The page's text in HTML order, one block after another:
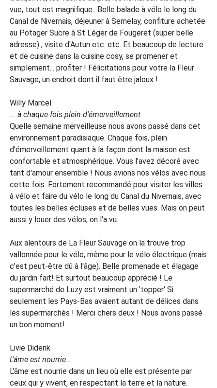
vue, tout est magnifique.. Belle balade à vélo le long du
Canal de Nivernais, déjeuner à Semelay, confiture achetée
au Potager Sucre à St Léger de Fougeret (super belle
adresse) , visite d'Autun etc. etc. Et beaucoup de lecture
et de cuisine dans la cuisine cosy, se promener et
simplement... profiter ! Félicitations pour votre la Fleur
Sauvage, un endroit dont il faut être jaloux !
Willy Marcel
... à chaque fois plein d'émerveillement
Quelle semaine merveilleuse nous avons passé dans cet
environnement paradisiaque. Chaque fois, plein
d'émerveillement quant à la façon dont la maison est
confortable et atmosphérique. Vous l'avez décoré avec
tant d'amour ensemble ! Nous avions nos vélos avec nous
cette fois. Fortement recommandé pour visiter les villes
à vélo et faire du vélo le long du Canal du Nivernais, avec
toutes les belles écluses et de belles vues. Mais on peut
aussi y louer des vélos, on l'a vu.
Aux alentours de La Fleur Sauvage on la trouve trop
vallonnée pour le vélo, même pour le vélo électrique (mais
c'est peut-être dû à l'âge). Belle promenade et élagage
du jardin fait! Et surtout beaucoup apprécié ! Le
supermarché de Luzy est vraiment un 'topper' Si
seulement les Pays-Bas avaient autant de délices dans
les supermarchés ! Merci chers deux ! Nous avons passé
un bon moment!
Livie Diderik
L'âme est nourrie...
L'âme est nourrie dans un lieu où elle est présente par
ceux qui y vivent, en respectant la terre et la nature.